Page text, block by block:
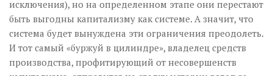
исключения), но на определенном этапе они перестают
быть выгодны капитализму как системе. А значит, что
система будет вынуждена эти ограничения преодолеть.
И тот самый «буржуй в цилиндре», владелец средств
производства, профитирующий от несовершенств